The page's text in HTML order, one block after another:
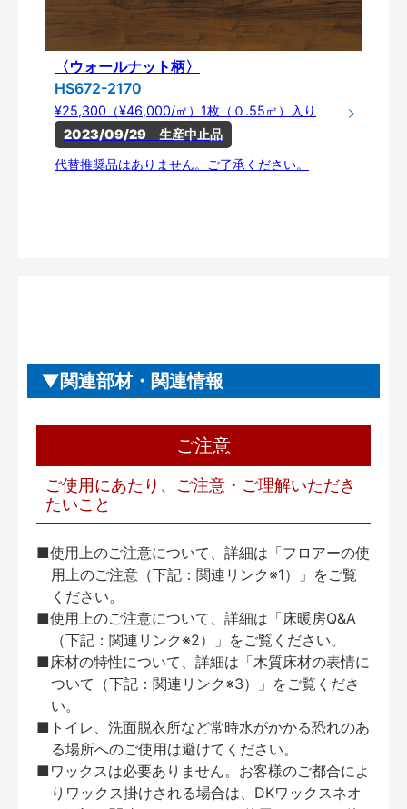
〈ウォールナット柄〉
HS672-2170
¥25,300（¥46,000/㎡）1枚（０.55㎡）入り
2023/09/29　生産中止品
代替推奨品はありません。ご了承ください。
関連部材・関連情報
ご注意
ご使用にあたり、ご注意・ご理解いただき
たいこと
■使用上のご注意について、詳細は「フロアーの使
用上のご注意（下記：関連リンク※1）」をご覧
ください。
■使用上のご注意について、詳細は「床暖房Q&A
（下記：関連リンク※2）」をご覧ください。
■床材の特性について、詳細は「木質床材の表情に
ついて（下記：関連リンク※3）」をご覧くださ
い。
■トイレ、洗面脱衣所など常時水がかかる恐れのあ
る場所へのご使用は避けてください。
■ワックスは必要ありません。お客様のご都合によ
りワックス掛けされる場合は、DKワックスネオ